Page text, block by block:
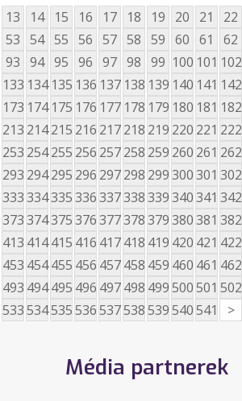
13 14 15 16 17 18 19 20 21 22
53 54 55 56 57 58 59 60 61 62
93 94 95 96 97 98 99 100 101 102
133 134 135 136 137 138 139 140 141 142
173 174 175 176 177 178 179 180 181 182
213 214215 216 217218 219 220 221 222
253 254255 256 257258 259 260 261 262
293 294295 296 297298 299300301 302
333334335336337338339340341 342
373374375376377378379380381 382
413 414415 416 417418 419 420 421 422
453 454455 456 457458 459 460 461 462
493 494495 496 497498 499500501 502
533534535536537538539540541 >
Média partnerek